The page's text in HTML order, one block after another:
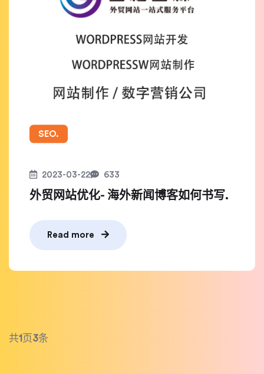
SEO.
2023-03-22 633
外贸网站优化- 海外新闻博客如何书写.
Read more
共1 页3条